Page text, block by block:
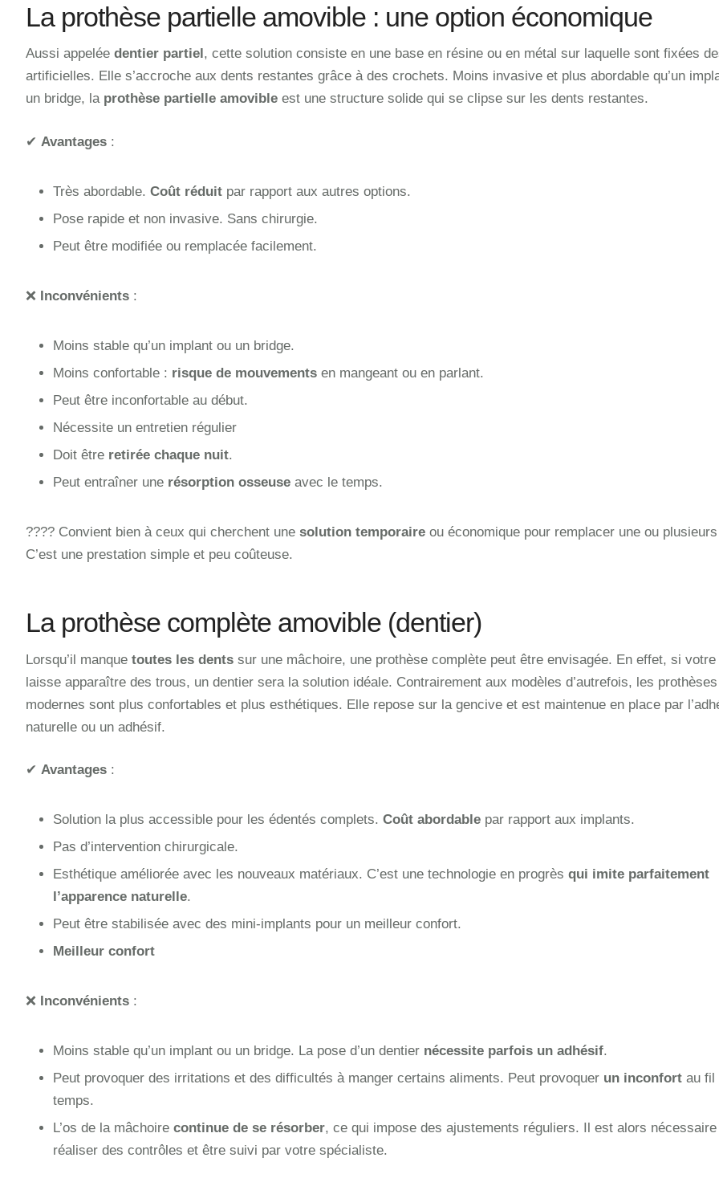
La prothèse partielle amovible : une option économique
Aussi appelée dentier partiel , cette solution consiste en une base en résine ou en métal sur laquelle sont fixées
artificielles. Elle s’accroche aux dents restantes grâce à des crochets. Moins invasive et plus abordable qu’un
un bridge, la prothèse partielle amovible est une structure solide qui se clipse sur les dents restantes.
✔ Avantages :
Très abordable. Coût réduit par rapport aux autres options.
Pose rapide et non invasive. Sans chirurgie.
Peut être modifiée ou remplacée facilement.
❌ Inconvénients :
Moins stable qu’un implant ou un bridge.
Moins confortable : risque de mouvements en mangeant ou en parlant.
Peut être inconfortable au début.
Nécessite un entretien régulier
Doit être retirée chaque nuit.
Peut entraîner une résorption osseuse avec le temps.
???? Convient bien à ceux qui cherchent une solution temporaire ou économique pour remplacer une ou
C’est une prestation simple et peu coûteuse.
La prothèse complète amovible (dentier)
Lorsqu’il manque toutes les dents sur une mâchoire, une prothèse complète peut être envisagée. En effet, si
laisse apparaître des trous, un dentier sera la solution idéale. Contrairement aux modèles d’autrefois, les prothèses
modernes sont plus confortables et plus esthétiques. Elle repose sur la gencive et est maintenue en place par
naturelle ou un adhésif.
✔ Avantages :
Solution la plus accessible pour les édentés complets. Coût abordable par rapport aux implants.
Pas d’intervention chirurgicale.
Esthétique améliorée avec les nouveaux matériaux. C’est une technologie en progrès qui imite parfaitement
l’apparence naturelle.
Peut être stabilisée avec des mini-implants pour un meilleur confort.
Meilleur confort
❌ Inconvénients :
Moins stable qu’un implant ou un bridge. La pose d’un dentier nécessite parfois un adhésif.
Peut provoquer des irritations et des difficultés à manger certains aliments. Peut provoquer un inconfort au fil
temps.
L’os de la mâchoire continue de se résorber, ce qui impose des ajustements réguliers. Il est alors nécessaire
réaliser des contrôles et être suivi par votre spécialiste.